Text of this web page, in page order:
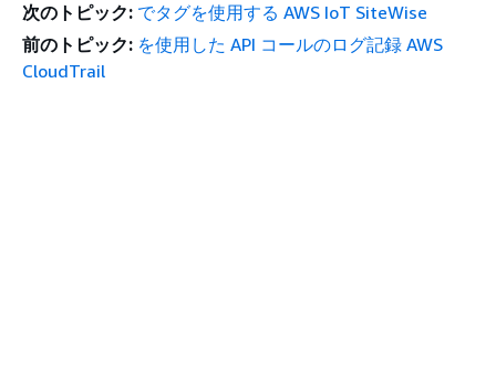
次のトピック: でタグを使用する AWS IoT SiteWise
前のトピック: を使用した API コールのログ記録 AWS
CloudTrail